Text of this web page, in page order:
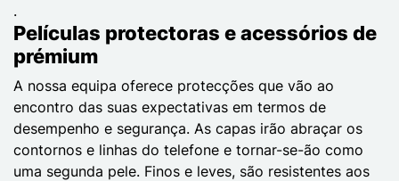
.
Películas protectoras e acessórios de
prémium
A nossa equipa oferece protecções que vão ao
encontro das suas expectativas em termos de
desempenho e segurança. As capas irão abraçar os
contornos e linhas do telefone e tornar-se-ão como
uma segunda pele. Finos e leves, são resistentes aos